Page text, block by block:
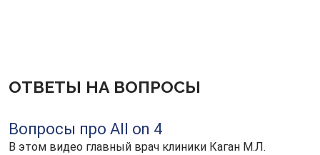
ОТВЕТЫ НА ВОПРОСЫ
Вопросы про All on 4
В этом видео главный врач клиники Каган М.Л.